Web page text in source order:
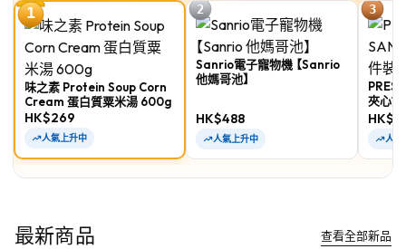
1
味之素 Protein Soup Corn
Cream 蛋白質粟米湯 600g
HK$269
人氣上升中
2
Sanrio電子寵物機 【Sanrio
他媽哥池】
HK$488
人氣上升中
3
夾心餅
人氣
最新商品 查看全部新品